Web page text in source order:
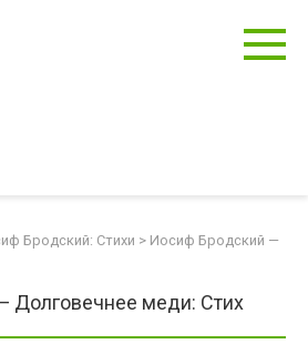
Бродский: Стихи > Иосиф Бродский —
Долговечнее меди: Стих